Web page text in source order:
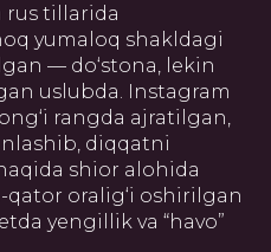
rus tillarida
yumaloq shakldagi
— do‘stona, lekin
uslubda. Instagram
rangda ajratilgan,
diqqatni
shior alohida
oralig‘i oshirilgan
yengillik va “havo”